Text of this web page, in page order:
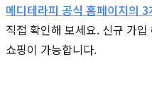
메디테라피 공식 홈페이지의
직접 확인해 보세요. 신규 가
쇼핑이 가능합니다.